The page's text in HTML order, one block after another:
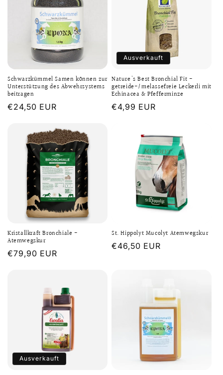
Schwarzkümmel Samen können zur
Unterstützung des Abwehrsystems
beitragen
Normaler
€24,50 EUR
Ausverkauft
Nature's Best Bronchial Fit -
getreide-/melassefreie Leckerli mit
Echinacea & Pfefferminze
Normaler
€4,99 EUR
Kristallkraft Bronchiale -
Atemwegskur
Normaler
€79,90 EUR
St. Hippolyt Mucolyt Atemwegskur
Normaler
€46,50 EUR
Ausverkauft